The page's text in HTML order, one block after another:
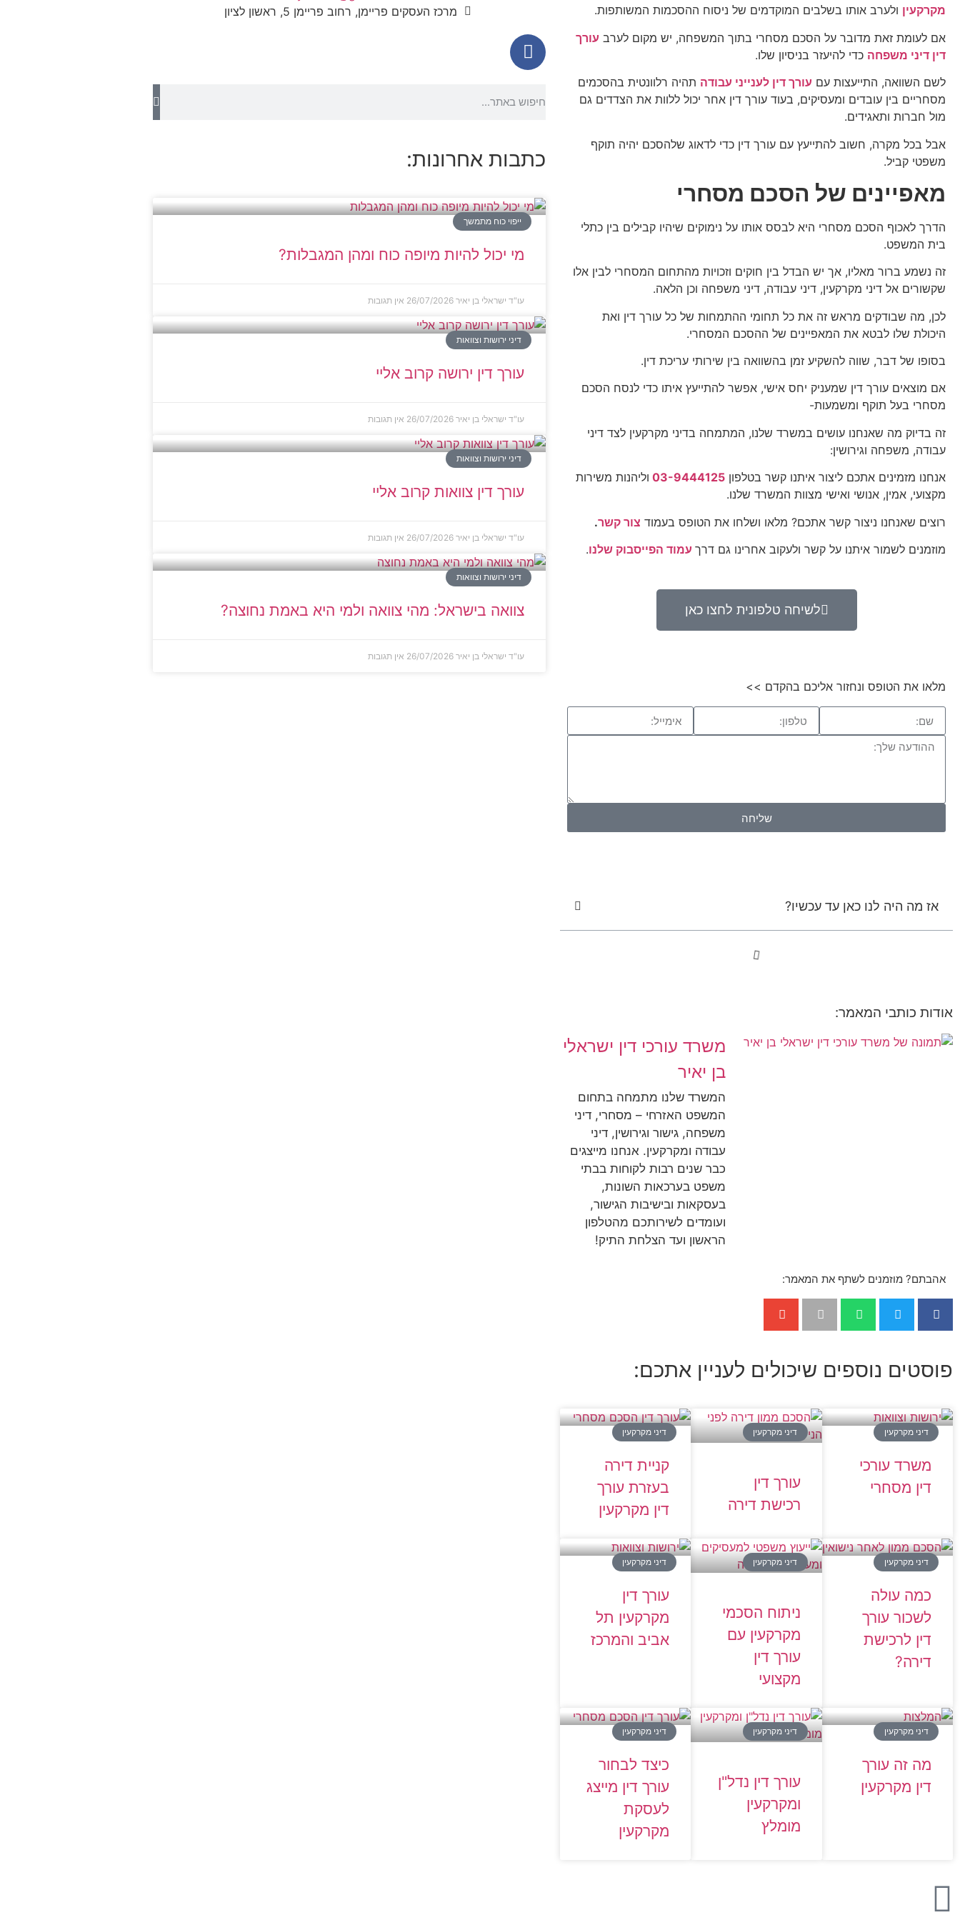
מקרקעין ולערב אותו בשלבים המוקדמים של ניסוח ההסכמות המשותפות.
אם לעומת זאת מדובר על הסכם מסחרי בתוך המשפחה, יש מקום לערב עורך
דין דיני משפחה כדי להיעזר בניסיון שלו.
לשם השוואה, התייעצות עם עורך דין לענייני עבודה תהיה רלוונטית בהסכמים
מסחריים בין עובדים ומעסיקים, בעוד עורך דין אחר יכול ללוות את הצדדים גם
מול חברות ותאגידים.
אבל בכל מקרה, חשוב להתייעץ עם עורך דין כדי לדאוג שלהסכם יהיה תוקף
משפטי קביל.
מאפיינים של הסכם מסחרי
הדרך לאכוף הסכם מסחרי היא לבסס אותו על נימוקים שיהיו קבילים בין כתלי
בית המשפט.
זה נשמע ברור מאליו, אך יש הבדל בין חוקים וזכויות מהתחום המסחרי לבין אלו
שקשורים אל דיני מקרקעין, דיני עבודה, דיני משפחה וכן הלאה.
לכן, מה שבודקים מראש זה את כל תחומי ההתמחות של כל עורך דין ואת
היכולת שלו לבטא את המאפיינים של ההסכם המסחרי.
בסופו של דבר, שווה להשקיע זמן בהשוואה בין שירותי עריכת דין.
אם מוצאים עורך דין שמעניק יחס אישי, אפשר להתייעץ איתו כדי לנסח הסכם
מסחרי בעל תוקף ומשמעות-
זה בדיוק מה שאנחנו עושים במשרד שלנו, המתמחה בדיני מקרקעין לצד דיני
עבודה, משפחה וגירושין:
אנחנו מזמינים אתכם ליצור איתנו קשר בטלפון 03-9444125 וליהנות משירות
מקצועי, אמין, אנושי ואישי מצוות המשרד שלנו.
רוצים שאנחנו ניצור קשר אתכם? מלאו ושלחו את הטופס בעמוד צור קשר.
מוזמנים לשמור איתנו על קשר ולעקוב אחרינו גם דרך עמוד הפייסבוק שלנו.
לשיחה טלפונית לחצו כאן
מלאו את הטופס ונחזור אליכם בהקדם >>
שליחה
אז מה היה לנו כאן עד עכשיו?
אודות כותבי המאמר:
משרד עורכי דין ישראלי
בן יאיר
המשרד שלנו מתמחה בתחום
המשפט האזרחי – מסחרי, דיני
משפחה, גישור וגירושין, דיני
עבודה ומקרקעין. אנחנו מייצגים
כבר שנים רבות לקוחות בבתי
משפט בערכאות השונות,
בעסקאות ובישיבות הגישור,
ועומדים לשירותכם מהטלפון
הראשון ועד הצלחת התיק!
אהבתם? מוזמנים לשתף את המאמר:
פוסטים נוספים שיכולים לעניין אתכם:
דיני מקרקעין
משרד עורכי
דין מסחרי
דיני מקרקעין
עורך דין
רכישת דירה
דיני מקרקעין
קניית דירה
בעזרת עורך
דין מקרקעין
דיני מקרקעין
כמה עולה
לשכור עורך
דין לרכישת
דירה?
דיני מקרקעין
ניתוח הסכמי
מקרקעין עם
עורך דין
מקצועי
דיני מקרקעין
עורך דין
מקרקעין תל
אביב והמרכז
דיני מקרקעין
מה זה עורך
דין מקרקעין
דיני מקרקעין
עורך דין נדל"ן
ומקרקעין
מומלץ
דיני מקרקעין
כיצד לבחור
עורך דין מייצג
לעסקת
מקרקעין
מרכז העסקים פריימן, רחוב פריימן 5, ראשון לציון
כתבות אחרונות:
ייפוי כוח מתמשך
מי יכול להיות מיופה כוח ומהן המגבלות?
עו"ד ישראלי בן יאיר 26/07/2026 אין תגובות
דיני ירושות וצוואות
עורך דין ירושה קרוב אליי
עו"ד ישראלי בן יאיר 26/07/2026 אין תגובות
דיני ירושות וצוואות
עורך דין צוואות קרוב אליי
עו"ד ישראלי בן יאיר 26/07/2026 אין תגובות
דיני ירושות וצוואות
צוואה בישראל: מהי צוואה ולמי היא באמת נחוצה?
עו"ד ישראלי בן יאיר 26/07/2026 אין תגובות